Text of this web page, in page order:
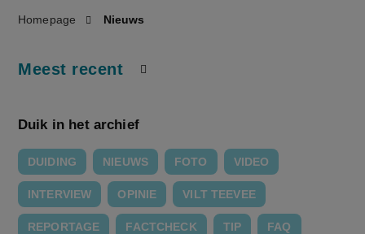
Homepage Nieuws
Meest recent
Duik in het archief
DUIDING NIEUWS FOTO VIDEO
INTERVIEW OPINIE VILT TEEVEE
REPORTAGE FACTCHECK TIP FAQ